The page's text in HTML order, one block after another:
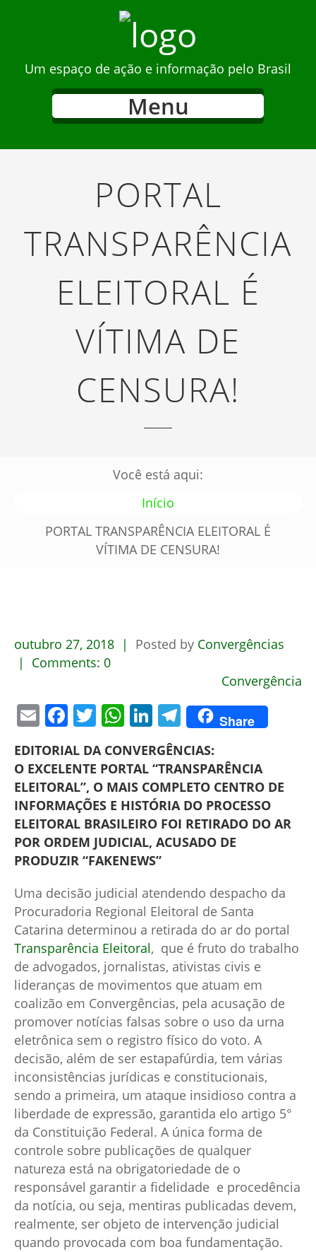
Um espaço de ação e informação pelo Brasil
Menu
PORTAL
TRANSPARÊNCIA
ELEITORAL É
VÍTIMA DE
CENSURA!
Você está aqui:
Início
PORTAL TRANSPARÊNCIA ELEITORAL É
VÍTIMA DE CENSURA!
outubro 27, 2018 Posted by Convergências
Comments: 0
Convergência
EmailFacebook
Twitter
WhatsApp
LinkedIn
Telegram
Share
EDITORIAL DA CONVERGÊNCIAS:
O EXCELENTE PORTAL “TRANSPARÊNCIA
ELEITORAL”, O MAIS COMPLETO CENTRO DE
INFORMAÇÕES E HISTÓRIA DO PROCESSO
ELEITORAL BRASILEIRO FOI RETIRADO DO AR
POR ORDEM JUDICIAL, ACUSADO DE
PRODUZIR “FAKENEWS”
Uma decisão judicial atendendo despacho da
Procuradoria Regional Eleitoral de Santa
Catarina determinou a retirada do ar do portal
Transparência Eleitoral, que é fruto do trabalho
de advogados, jornalistas, ativistas civis e
lideranças de movimentos que atuam em
coalizão em Convergências, pela acusação de
promover notícias falsas sobre o uso da urna
eletrônica sem o registro físico do voto. A
decisão, além de ser estapafúrdia, tem várias
inconsistências jurídicas e constitucionais,
sendo a primeira, um ataque insidioso contra a
liberdade de expressão, garantida elo artigo 5°
da Constituição Federal. A única forma de
controle sobre publicações de qualquer
natureza está na obrigatoriedade de o
responsável garantir a fidelidade e procedência
da notícia, ou seja, mentiras publicadas devem,
realmente, ser objeto de intervenção judicial
quando provocada com boa fundamentação.